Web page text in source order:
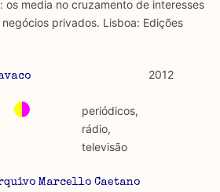
os media no cruzamento de interesses
privados. Lisboa: Edições
2012
Marcello Caetano
periódicos,
rádio,
televisão